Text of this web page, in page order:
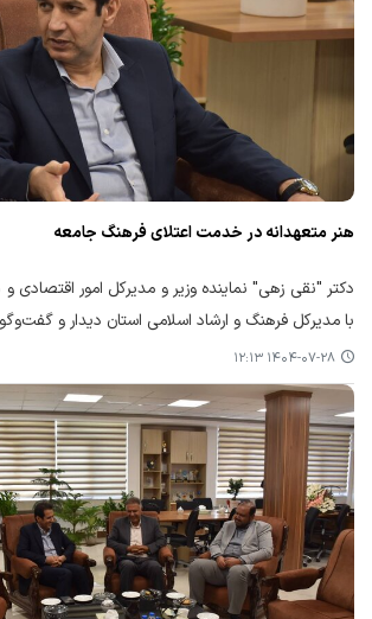
هنر متعهدانه در خدمت اعتلای فرهنگ جامعه
دکتر "نقی زهی" نماینده وزیر و مدیرکل امور اقتصادی و
با مدیرکل فرهنگ و ارشاد اسلامی استان دیدار و
۱۴۰۴-۰۷-۲۸ ۱۲:۱۳